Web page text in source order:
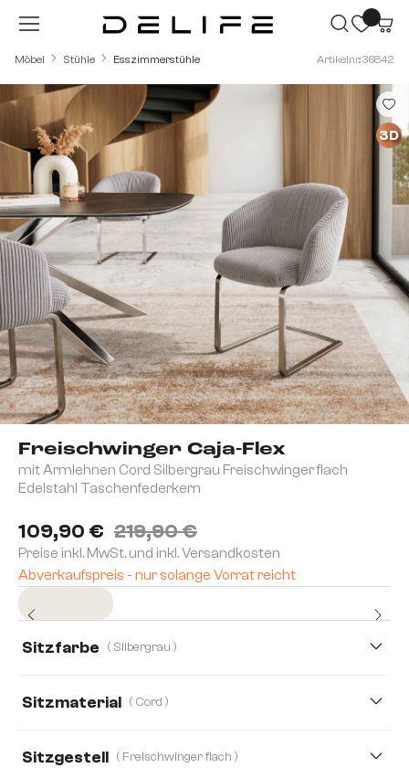
Zum Hauptinhalt springen
Möbel Stühle Esszimmerstühle Artikelnr.: 36842
Freischwinger Caja-Flex
mit Armlehnen Cord Silbergrau Freischwinger flach
Edelstahl Taschenfederkern
109,90 € 219,90 €
Preise inkl. MwSt. und inkl. Versandkosten
Abverkaufspreis - nur solange Vorrat reicht
Sitzfarbe ( Silbergrau )
Sitzmaterial ( Cord )
Sitzgestell ( Freischwinger flach )
Bildergalerie überspringen
3D